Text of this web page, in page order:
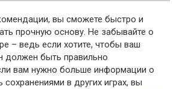
вы сможете быстро и
прочную основу. Не забывайте о
– ведь если хотите, чтобы ваш
должен быть правильно
вам нужно больше информации о
сохранениями в других играх, вы